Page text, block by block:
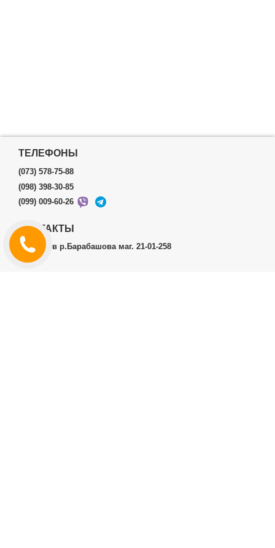
ТЕЛЕФОНЫ
(073) 578-75-88
(098) 398-30-85
(099) 009-60-26
КОНТАКТЫ
г.Харьков р.Барабашова маг. 21-01-258